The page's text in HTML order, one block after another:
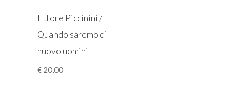
Ettore Piccinini /
Quando saremo di
nuovo uomini
€ 20,00